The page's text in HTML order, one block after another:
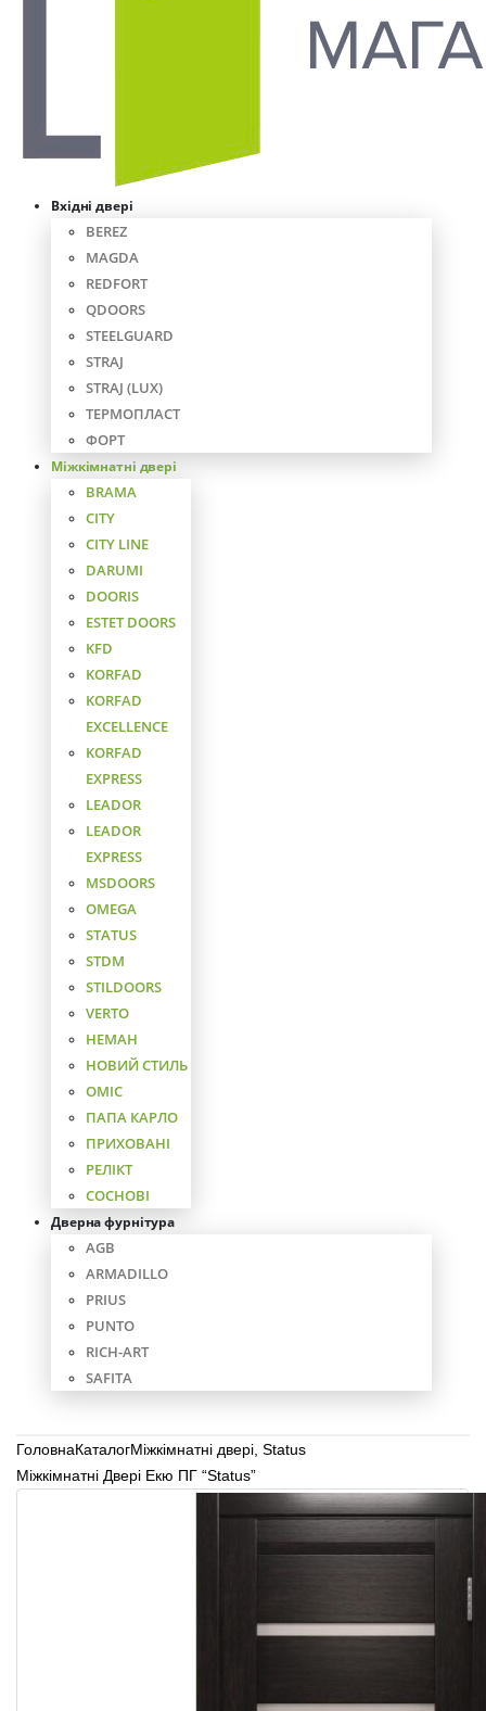
Вхідні двері
BEREZ
MAGDA
REDFORT
QDOORS
STEELGUARD
STRAJ
STRAJ (LUX)
ТЕРМОПЛАСТ
ФОРТ
Міжкімнатні двері
BRAMA
CITY
CITY LINE
DARUMI
DOORIS
ESTET DOORS
KFD
KORFAD
KORFAD
EXCELLENCE
KORFAD
EXPRESS
LEADOR
LEADOR
EXPRESS
MSDOORS
OMEGA
STATUS
STDM
STILDOORS
VERTO
НЕМАН
НОВИЙ СТИЛЬ
ОМІС
ПАПА КАРЛО
ПРИХОВАНІ
РЕЛІКТ
СОСНОВІ
Дверна фурнітура
AGB
ARMADILLO
PRIUS
PUNTO
RICH-ART
SAFITA
ГоловнаКаталогМіжкімнатні двері Status
Міжкімнатні Двері Екю ПГ “Status”